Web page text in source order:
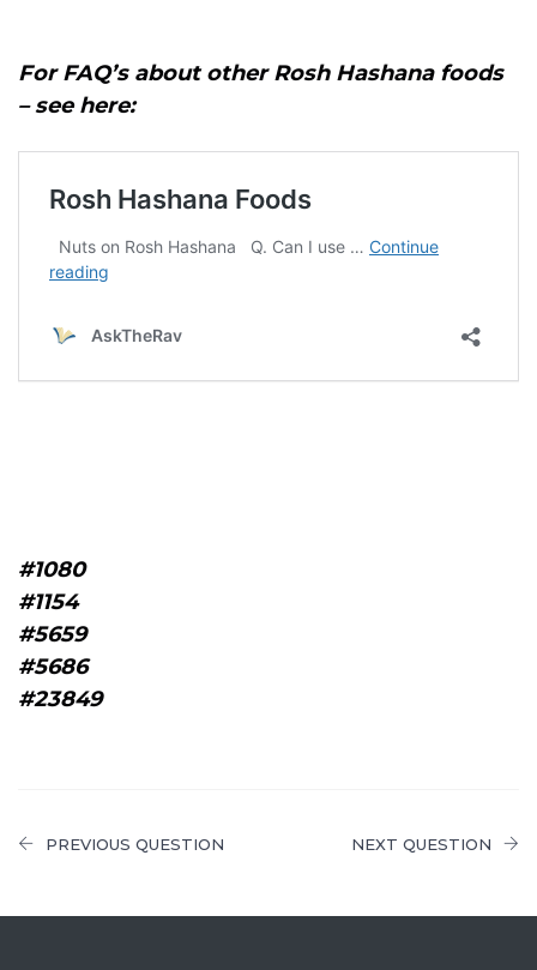
For FAQ’s about other Rosh Hashana foods
– see here:
#1080
#1154
#5659
#5686
#23849
PREVIOUS QUESTION NEXT QUESTION